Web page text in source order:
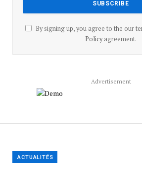
By signing up, you agree to the our
Policyagreement.
Advertisement
ACTUALITÉS